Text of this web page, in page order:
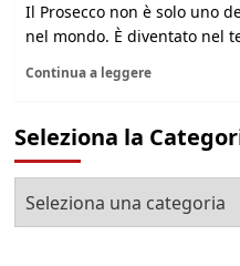
Il Prosecco non è solo uno
nel mondo. È diventato nel
Continua a leggere
Seleziona la
la